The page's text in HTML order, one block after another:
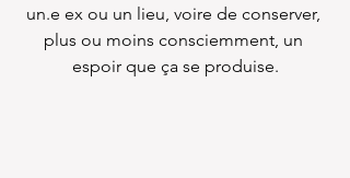
un.e ex ou un lieu, voire de conserver,
plus ou moins consciemment, un
espoir que ça se produise.